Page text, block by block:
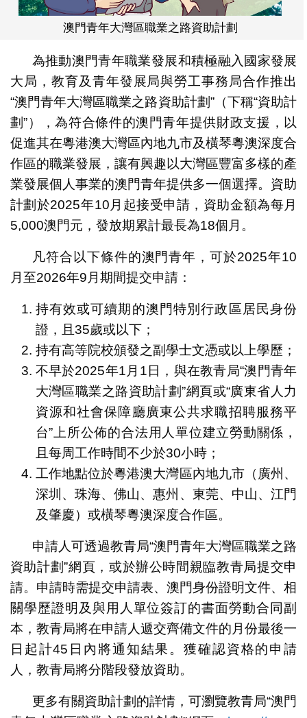
澳門青年大灣區職業之路資助計劃
為推動澳門青年職業發展和積極融入國家發展
大局，教育及青年發展局與勞工事務局合作推出
“澳門青年大灣區職業之路資助計劃”（下稱“資助計
劃”），為符合條件的澳門青年提供財政支援，以
促進其在粵港澳大灣區內地九市及橫琴粵澳深度合
作區的職業發展，讓有興趣以大灣區豐富多樣的產
業發展個人事業的澳門青年提供多一個選擇。資助
計劃於2025年10月起接受申請，資助金額為每月
5,000澳門元，發放期累計最長為18個月。
凡符合以下條件的澳門青年，可於2025年10
月至2026年9月期間提交申請：
持有效或可續期的澳門特別行政區居民身份
證，且35歲或以下；
持有高等院校頒發之副學士文憑或以上學歷；
不早於2025年1月1日，與在教青局“澳門青年
大灣區職業之路資助計劃”網頁或“廣東省人力
資源和社會保障廳廣東公共求職招聘服務平
台”上所公佈的合法用人單位建立勞動關係，
且每周工作時間不少於30小時；
工作地點位於粵港澳大灣區內地九市（廣州、
深圳、珠海、佛山、惠州、東莞、中山、江門
及肇慶）或橫琴粵澳深度合作區。
申請人可透過教青局“澳門青年大灣區職業之路
資助計劃”網頁，或於辦公時間親臨教青局提交申
請。申請時需提交申請表、澳門身份證明文件、相
關學歷證明及與用人單位簽訂的書面勞動合同副
本，教青局將在申請人遞交齊備文件的月份最後一
日起計45日內將通知結果。獲確認資格的申請
人，教青局將分階段發放資助。
更多有關資助計劃的詳情，可瀏覽教青局“澳門